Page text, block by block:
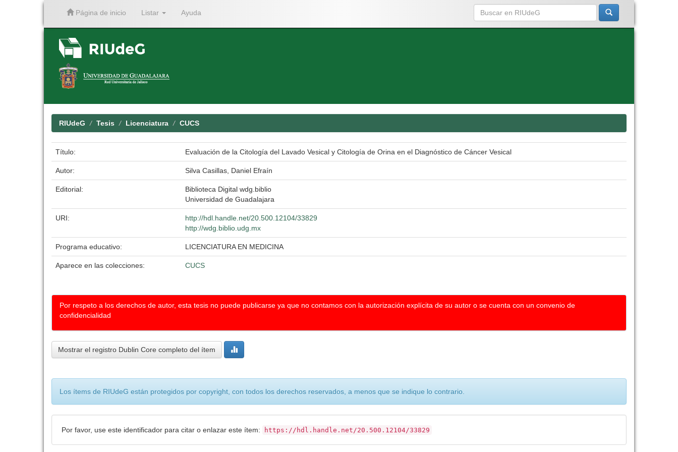
Página de inicio Listar Ayuda
RIUdeG Tesis Licenciatura CUCS
Título: Evaluación de la Citología del Lavado Vesical y Citología de Orina en el Diagnóstico de Cáncer Vesical
Autor: Silva Casillas, Daniel Efraín
Editorial:
Biblioteca Digital wdg.biblio
Universidad de Guadalajara
URI:
http://hdl.handle.net/20.500.12104/33829
http://wdg.biblio.udg.mx
Programa educativo: LICENCIATURA EN MEDICINA
Aparece en las colecciones: CUCS
Por respeto a los derechos de autor, esta tesis no puede publicarse ya que no contamos con la autorización explícita de su autor o se cuenta con un convenio de
confidencialidad
Mostrar el registro Dublin Core completo del ítem
Los ítems de RIUdeG están protegidos por copyright, con todos los derechos reservados, a menos que se indique lo contrario.
Por favor, use este identificador para citar o enlazar este ítem: https://hdl.handle.net/20.500.12104/33829